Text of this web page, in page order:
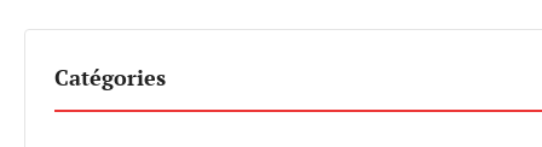
Catégories